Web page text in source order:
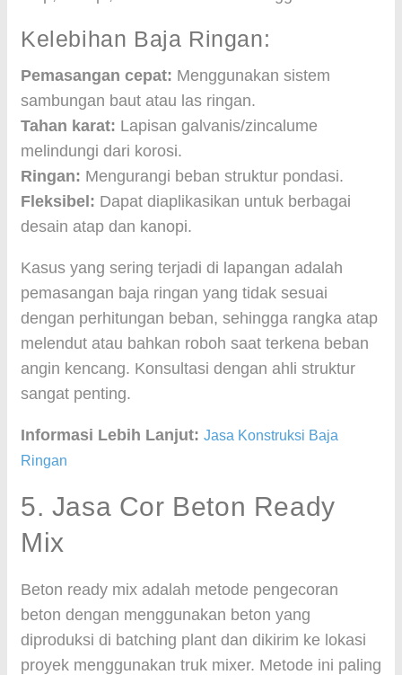
Kelebihan Baja Ringan:
Pemasangan cepat: Menggunakan sistem
sambungan baut atau las ringan.
Tahan karat: Lapisan galvanis/zincalume
melindungi dari korosi.
Ringan: Mengurangi beban struktur pondasi.
Fleksibel: Dapat diaplikasikan untuk berbagai
desain atap dan kanopi.
Kasus yang sering terjadi di lapangan adalah
pemasangan baja ringan yang tidak sesuai
dengan perhitungan beban, sehingga rangka atap
melendut atau bahkan roboh saat terkena beban
angin kencang. Konsultasi dengan ahli struktur
sangat penting.
Informasi Lebih Lanjut: Jasa Konstruksi Baja
Ringan
5. Jasa Cor Beton Ready
Mix
Beton ready mix adalah metode pengecoran
beton dengan menggunakan beton yang
diproduksi di batching plant dan dikirim ke lokasi
proyek menggunakan truk mixer. Metode ini paling